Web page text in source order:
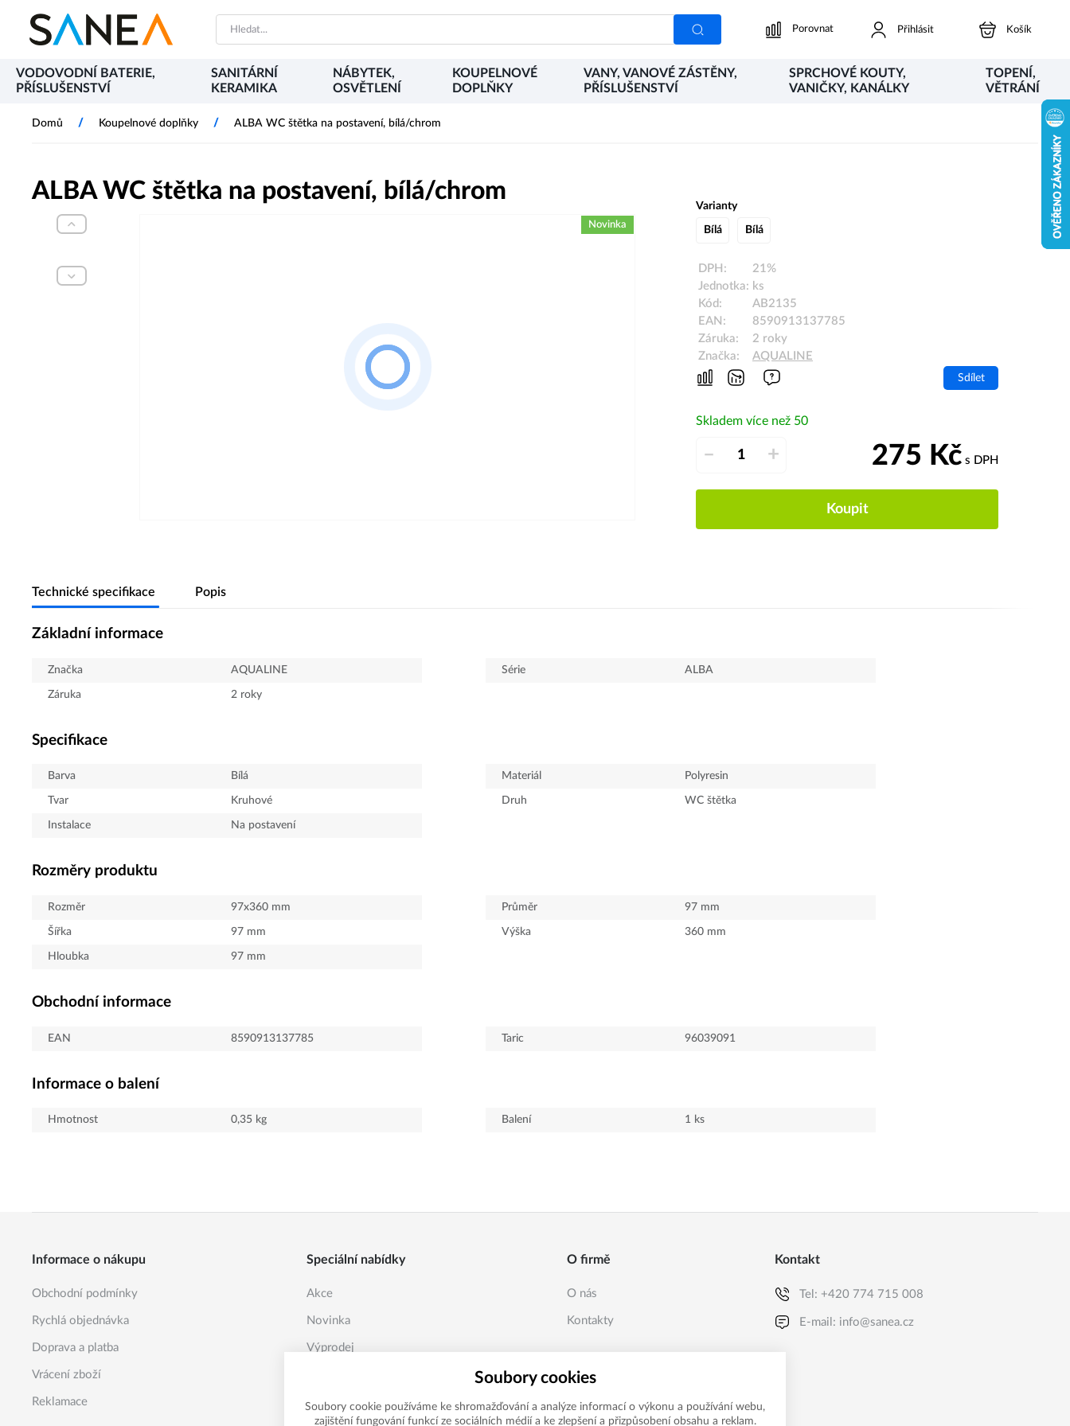
Porovnat Přihlásit Košík
VODOVODNÍ BATERIE,
PŘÍSLUŠENSTVÍ
SANITÁRNÍ
KERAMIKA
NÁBYTEK,
OSVĚTLENÍ
KOUPELNOVÉ
DOPLŇKY
VANY, VANOVÉ ZÁSTĚNY,
PŘÍSLUŠENSTVÍ
SPRCHOVÉ KOUTY,
VANIČKY, KANÁLKY
TOPENÍ,
VĚTRÁNÍ
Domů / Koupelnové doplňky / ALBA WC štětka na postavení, bílá/chrom
ALBA WC štětka na postavení, bílá/chrom
Novinka
Varianty
Bílá Bílá
DPH:
21%
Jednotka: ks
Kód:
AB2135
EAN:
8590913137785
Záruka:
2 roky
Značka:
AQUALINE
Sdílet
Skladem více než 50
– + 275 Kč s DPH
Koupit
Technické specifikace Popis
Základní informace
Značka AQUALINE Série ALBA
Záruka 2 roky
Specifikace
Barva Bílá Materiál Polyresin
Tvar Kruhové Druh WC štětka
Instalace Na postavení
Rozměry produktu
Rozměr 97x360 mm Průměr 97 mm
Šířka 97 mm Výška 360 mm
Hloubka 97 mm
Obchodní informace
EAN 8590913137785 Taric 96039091
Informace o balení
Hmotnost 0,35 kg Balení 1 ks
Informace o nákupu
Obchodní podmínky
Rychlá objednávka
Doprava a platba
Vrácení zboží
Reklamace
Speciální nabídky
Akce
Novinka
Výprodej
O firmě
O nás
Kontakty
Kontakt
Tel: +420 774 715 008
E-mail: info@sanea.cz
Soubory cookies
Soubory cookie používáme ke shromažďování a analýze informací o výkonu a používání webu,
zajištění fungování funkcí ze sociálních médií a ke zlepšení a přizpůsobení obsahu a reklam.